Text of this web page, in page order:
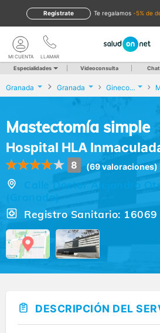
te regalamos -5% de
Regístrate
LLAMAR
MI CUENTA
Especialidades Videoconsulta
Granada Granada Ginecología y Obstetricia
Mastectomía simple
Hospital HLA
8 (69 valoraciones)
Calle Doctor Alejandro
(Granada)
Registro Sanitario: 16069
DESCRIPCIÓN DEL